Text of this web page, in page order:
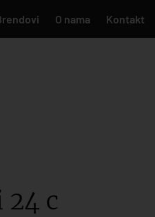
O nama Kontakt
24 c